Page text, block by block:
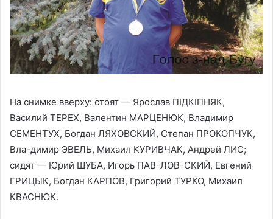
На снимке вверху: стоят — Ярослав ПІДКІПНЯК,
Василий ТЕРЕХ, Валентин МАРЦЕНЮК, Владимир
СЕМЕНТУХ, Богдан ЛЯХОВСКИЙ, Степан ПРОКОПЧУК,
Вла-димир ЭВЕЛЬ, Михаил КУРИВЧАК, Андрей ЛИС;
сидят — Юрий ШУБА, Игорь ПАВ-ЛОВ-СКИЙ, Евгений
ГРИЦЫК, Богдан КАРПОВ, Григорий ТУРКО, Михаил
КВАСНЮК.